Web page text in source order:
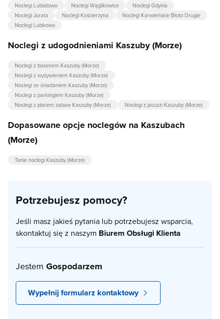
Noclegi Lubiatowo
Noclegi Wąglikowice
Noclegi Gdynia
Noclegi Jurata
Noclegi Kościerzyna
Noclegi Karwieńskie Błoto Drugie
Noclegi Lubkowo
Noclegi z udogodnieniami Kaszuby (Morze)
Noclegi z basenem Kaszuby (Morze)
Noclegi z wyżywieniem Kaszuby (Morze)
Noclegi ze śniadaniem Kaszuby (Morze)
Noclegi z parkingiem Kaszuby (Morze)
Noclegi z placem zabaw Kaszuby (Morze)
Noclegi z jacuzzi Kaszuby (Morze)
Dopasowane opcje noclegów na Kaszubach
(Morze)
Tanie noclegi Kaszuby (Morze)
Potrzebujesz pomocy?
Jeśli masz jakieś pytania lub potrzebujesz wsparcia,
skontaktuj się z naszym Biurem Obsługi Klienta
Jestem Gospodarzem
Wypełnij formularz kontaktowy